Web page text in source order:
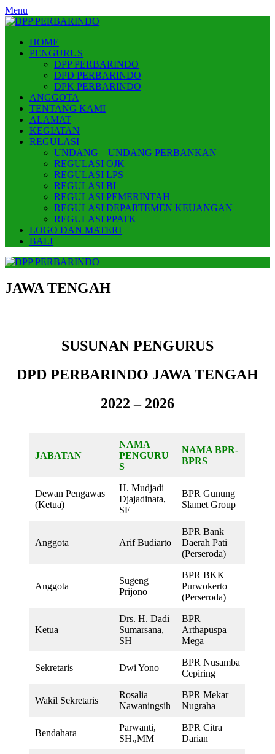
Skip
to
Menu
HOME
PENGURUS
DPP PERBARINDO
DPD PERBARINDO
DPK PERBARINDO
ANGGOTA
TENTANG KAMI
ALAMAT
KEGIATAN
REGULASI
UNDANG – UNDANG PERBANKAN
REGULASI OJK
REGULASI LPS
REGULASI BI
REGULASI PEMERINTAH
REGULASI DEPARTEMEN KEUANGAN
REGULASI PPATK
LOGO DAN MATERI
BALI
JAWA TENGAH
SUSUNAN PENGURUS
DPD PERBARINDO JAWA TENGAH
2022 – 2026
JABATAN
NAMA
PENGURU
S
NAMA BPR-
BPRS
Dewan Pengawas
(Ketua)
H. Mudjadi
Djajadinata,
SE
BPR Gunung
Slamet Group
Anggota Arif Budiarto
BPR Bank
Daerah Pati
(Perseroda)
Anggota
Sugeng
Prijono
BPR BKK
Purwokerto
(Perseroda)
Ketua
Drs. H. Dadi
Sumarsana,
SH
BPR
Arthapuspa
Mega
Sekretaris Dwi Yono
BPR Nusamba
Cepiring
Wakil Sekretaris
Rosalia
Nawaningsih
BPR Mekar
Nugraha
Bendahara
Parwanti,
SH.,MM
BPR Citra
Darian